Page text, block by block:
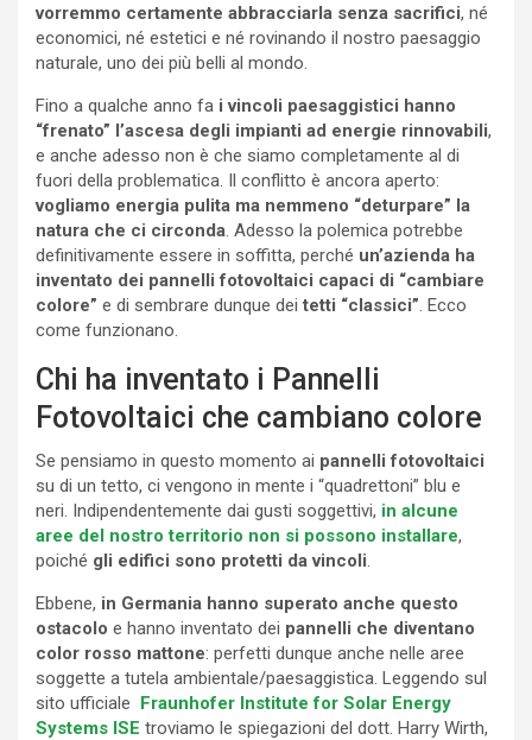
vorremmo certamente abbracciarla senza sacrifici, né
economici, né estetici e né rovinando il nostro paesaggio
naturale, uno dei più belli al mondo.
Fino a qualche anno fa i vincoli paesaggistici hanno
“frenato” l’ascesa degli impianti ad energie rinnovabili,
e anche adesso non è che siamo completamente al di
fuori della problematica. Il conflitto è ancora aperto:
vogliamo energia pulita ma nemmeno “deturpare” la
natura che ci circonda . Adesso la polemica potrebbe
definitivamente essere in soffitta, perché un’azienda ha
inventato dei pannelli fotovoltaici capaci di “cambiare
colore” e di sembrare dunque dei tetti “classici” . Ecco
come funzionano.
Chi ha inventato i Pannelli
Fotovoltaici che cambiano colore
Se pensiamo in questo momento ai pannelli fotovoltaici
su di un tetto, ci vengono in mente i “quadrettoni” blu e
neri. Indipendentemente dai gusti soggettivi, in alcune
aree del nostro territorio non si possono installare,
poiché gli edifici sono protetti da vincoli
Ebbene, in Germania hanno superato anche questo
ostacolo e hanno inventato dei pannelli che diventano
color rosso mattone: perfetti dunque anche nelle aree
soggette a tutela ambientale/paesaggistica. Leggendo sul
sito ufficiale Fraunhofer Institute for Solar Energy
Systems ISE troviamo le spiegazioni del dott. Harry Wirth,